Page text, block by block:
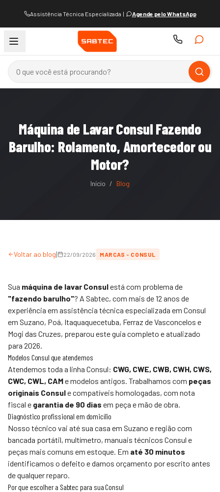
Assistência Técnica Especializada | Agende pelo WhatsApp
Máquina de Lavar Consul Fazendo
Barulho: Rolamento, Amortecedor ou
Motor?
Início / Blog
Voltar ao blog| 22/09/2026 MARCAS - CONSUL
Sua máquina de lavar Consulestá com problema de
"fazendo barulho"? A Sabtec, com mais de 12 anos de
experiência em assistência técnica especializada em Consul
em Suzano, Poá, Itaquaquecetuba, Ferraz de Vasconcelos e
Mogi das Cruzes, preparou este guia completo e atualizado
para 2026.
Modelos Consul que atendemos
Atendemos toda a linha Consul: CWG, CWE, CWB, CWH, CWS,
CWC, CWL, CAMe modelos antigos. Trabalhamos com peças
originais Consule compatíveis homologadas, com nota
fiscal e garantia de 90 dias em peça e mão de obra.
Diagnóstico profissional em domicílio
Nosso técnico vai até sua casa em Suzano e região com
bancada portátil, multímetro, manuais técnicos Consul e
peças mais comuns em estoque. Em até 30 minutos
identificamos o defeito e damos orçamento por escrito antes
de qualquer reparo.
Por que escolher a Sabtec para sua Consul